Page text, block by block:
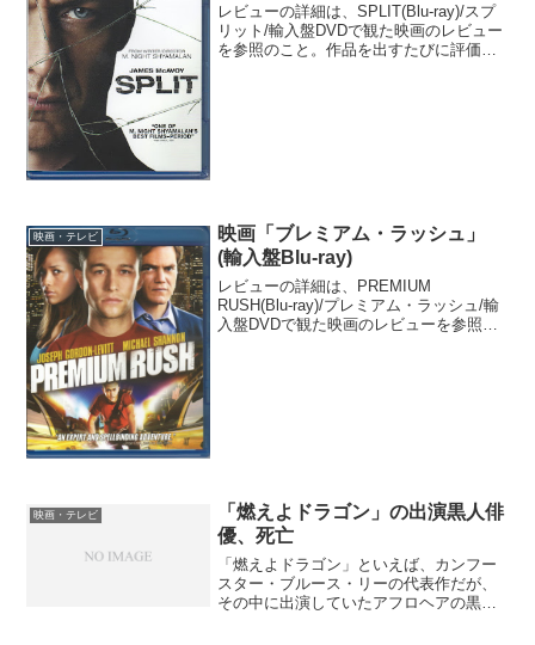
レビューの詳細は、SPLIT(Blu-ray)/スプ
リット/輸入盤DVDで観た映画のレビュー
を参照のこと。作品を出すたびに評価が
映画・テレビ
映画「ブレミアム・ラッシュ」
(輸入盤Blu-ray)
レビューの詳細は、PREMIUM
RUSH(Blu-ray)/プレミアム・ラッシュ/輸
入盤DVDで観た映画のレビューを参照の
映画・テレビ
「燃えよドラゴン」の出演黒人俳
優、死亡
「燃えよドラゴン」といえば、カンフー
スター・ブルース・リーの代表作だが、
その中に出演していたアフロヘアの黒人